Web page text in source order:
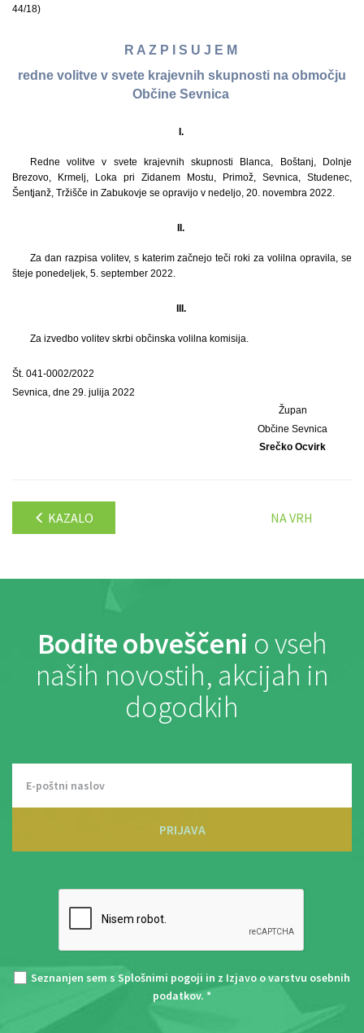
44/18)
R A Z P I S U J E M
redne volitve v svete krajevnih skupnosti na območju
Občine Sevnica
I.
Redne volitve v svete krajevnih skupnosti Blanca, Boštanj, Dolnje
Brezovo, Krmelj, Loka pri Zidanem Mostu, Primož, Sevnica, Studenec,
Šentjanž, Tržišče in Zabukovje se opravijo v nedeljo, 20. novembra 2022.
II.
Za dan razpisa volitev, s katerim začnejo teči roki za volilna opravila, se
šteje ponedeljek, 5. september 2022.
III.
Za izvedbo volitev skrbi občinska volilna komisija.
Št. 041-0002/2022
Sevnica, dne 29. julija 2022
Župan
Občine Sevnica
Srečko Ocvirk
KAZALO NA VRH
Bodite obveščeni o vseh
naših novostih, akcijah in
dogodkih
PRIJAVA
Seznanjen sem s Splošnimi pogoji in z Izjavo o varstvu osebnih
podatkov. *